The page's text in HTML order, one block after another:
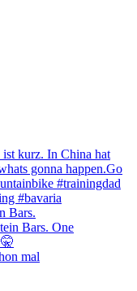
Bars.
mal